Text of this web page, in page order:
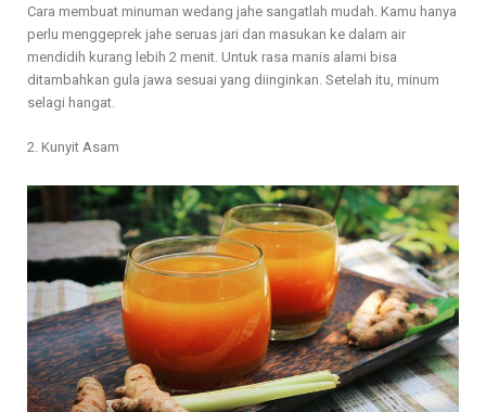
Cara membuat minuman wedang jahe sangatlah mudah. Kamu hanya
perlu menggeprek jahe seruas jari dan masukan ke dalam air
mendidih kurang lebih 2 menit. Untuk rasa manis alami bisa
ditambahkan gula jawa sesuai yang diinginkan. Setelah itu, minum
selagi hangat.
2. Kunyit Asam